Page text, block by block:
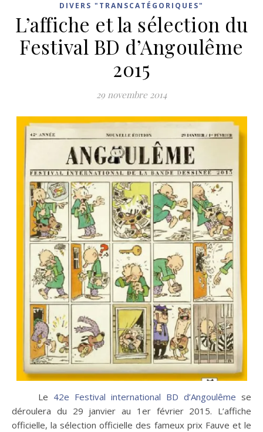
DIVERS "TRANSCATÉGORIQUES"
L’affiche et la sélection du
Festival BD d’Angoulême
2015
29 novembre 2014
Le 42e Festival international BD d’Angoulême se
déroulera du 29 janvier au 1er février 2015. L’affiche
officielle, la sélection officielle des fameux prix Fauve et le